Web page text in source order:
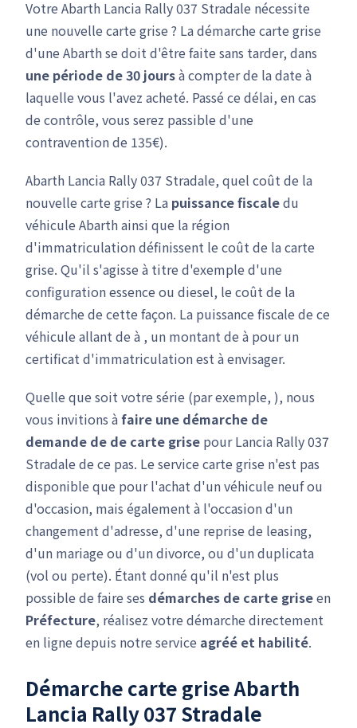
Votre Abarth Lancia Rally 037 Stradale nécessite
une nouvelle carte grise ? La démarche carte grise
d'une Abarth se doit d'être faite sans tarder, dans
une période de 30 joursà compter de la date à
laquelle vous l'avez acheté. Passé ce délai, en cas
de contrôle, vous serez passible d'une
contravention de 135€).
Abarth Lancia Rally 037 Stradale, quel coût de la
nouvelle carte grise ? La puissance fiscaledu
véhicule Abarth ainsi que la région
d'immatriculation définissent le coût de la carte
grise. Qu'il s'agisse à titre d'exemple d'une
configuration essence ou diesel, le coût de la
démarche de cette façon. La puissance fiscale de ce
véhicule allant de à , un montant de à pour un
certificat d'immatriculation est à envisager.
Quelle que soit votre série (par exemple, ), nous
vous invitions àfaire une démarche de
demande de de carte grise pour Lancia Rally 037
Stradale de ce pas. Le service carte grise n'est pas
disponible que pour l'achat d'un véhicule neuf ou
d'occasion, mais également à l'occasion d'un
changement d'adresse, d'une reprise de leasing,
d'un mariage ou d'un divorce, ou d'un duplicata
(vol ou perte). Étant donné qu'il n'est plus
possible de faire ses démarches de carte griseen
Préfecture, réalisez votre démarche directement
en ligne depuis notre service agréé et habilité.
Démarche carte grise Abarth
Lancia Rally 037 Stradale